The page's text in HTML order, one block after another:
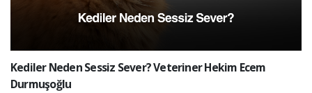
Kediler Neden Sessiz Sever? Veteriner Hekim Ecem
Durmuşoğlu